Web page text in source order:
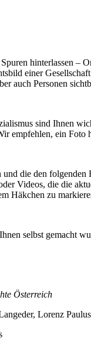
hinterlassen –
einer
auch Personen
sind Ihnen
empfehlen, ein
die den
Videos, die die
Häkchen zu
selbst gemacht
Österreich
Lorenz Paulus